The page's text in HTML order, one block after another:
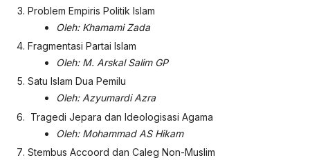
Problem Empiris Politik Islam
Oleh: Khamami Zada
Fragmentasi Partai Islam
Oleh: M. Arskal Salim GP
Satu Islam Dua Pemilu
Oleh: Azyumardi Azra
Tragedi Jepara dan Ideologisasi Agama
Oleh: Mohammad AS Hikam
Stembus Accoord dan Caleg Non-Muslim